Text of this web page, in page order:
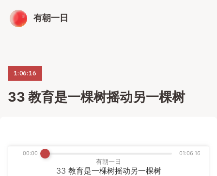
有朝一日
1:06:16
33 教育是一棵树摇动另一棵树
有朝一日
33 教育是一棵树摇动另一棵树
00:00 01:06:16